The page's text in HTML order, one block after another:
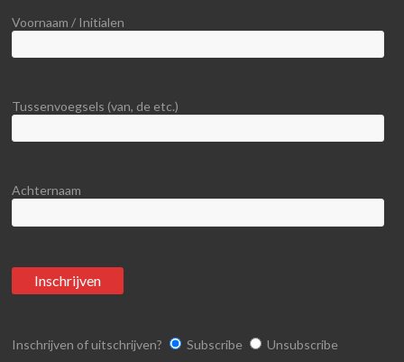
Voornaam / Initialen
Tussenvoegsels (van, de etc.)
Achternaam
Inschrijven of uitschrijven? Subscribe Unsubscribe